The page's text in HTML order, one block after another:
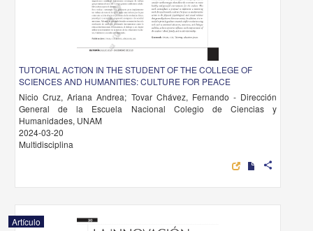
TUTORIAL ACTION IN THE STUDENT OF THE COLLEGE OF
SCIENCES AND HUMANITIES: CULTURE FOR PEACE
Nicio Cruz, Ariana Andrea; Tovar Chávez, Fernando - Dirección
General de la Escuela Nacional Colegio de Ciencias y
Humanidades, UNAM
2024-03-20
Multidisciplina
share
Artículo